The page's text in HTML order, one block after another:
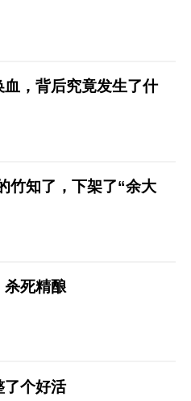
，背后究竟发生了什
竹知了，下架了“余大
杀死精酿
了个好活